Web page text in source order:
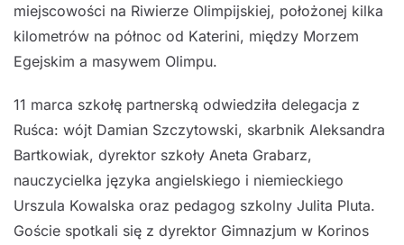
miejscowości na Riwierze Olimpijskiej, położonej kilka
kilometrów na północ od Katerini, między Morzem
Egejskim a masywem Olimpu.
11 marca szkołę partnerską odwiedziła delegacja z
Ruśca: wójt Damian Szczytowski, skarbnik Aleksandra
Bartkowiak, dyrektor szkoły Aneta Grabarz,
nauczycielka języka angielskiego i niemieckiego
Urszula Kowalska oraz pedagog szkolny Julita Pluta.
Goście spotkali się z dyrektor Gimnazjum w Korinos